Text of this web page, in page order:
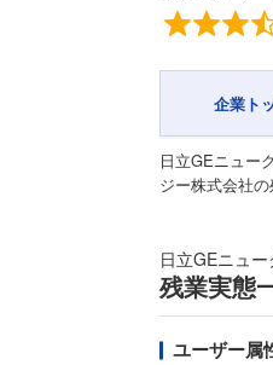
総合評価
企業ト
日立GEニュー
ジー株式会社
日立GEニュ
残業実態
ユーザー属